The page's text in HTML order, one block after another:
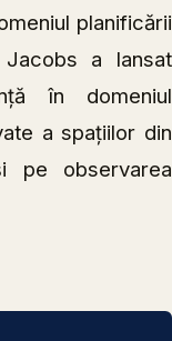
planificării
a lansat
în domeniul
a spațiilor din
pe observarea